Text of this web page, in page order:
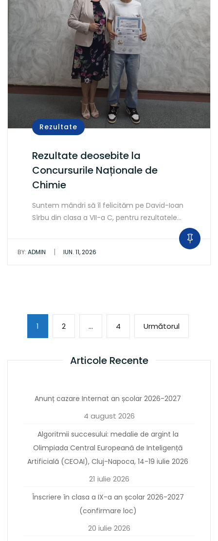
Rezultate
Rezultate deosebite la
Concursurile Naționale de
Chimie
Suntem mândri să îl felicităm pe David-Ioan
Sîrbu din clasa a VII-a C, pentru rezultatele…
BY: ADMIN | IUN. 11, 2026
Paginație
articole
Page
1 Page
2 … Page
4 Următorul
pagină
Articole Recente
Anunț cazare Internat an școlar 2026-2027
4 august 2026
Algoritmii succesului: medalie de argint la
Olimpiada Central Europeană de Inteligență
Artificială (CEOAI), Cluj-Napoca, 14-19 iulie 2026
21 iulie 2026
Înscriere în clasa a IX-a an școlar 2026-2027
(confirmare loc)
20 iulie 2026